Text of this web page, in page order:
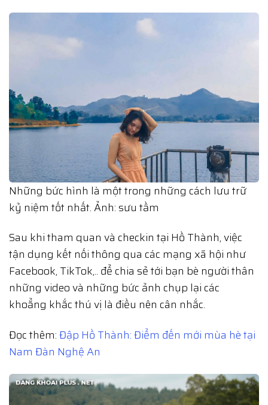
Những bức hình là một trong những cách lưu trữ
kỷ niệm tốt nhất. Ảnh: sưu tầm
Sau khi tham quan và checkin tại Hồ Thành, việc
tận dụng kết nối thông qua các mạng xã hội như
Facebook, TikTok,.. để chia sẻ tới bạn bè người thân
những video và những bức ảnh chụp lại các
khoẳng khắc thú vị là điều nên cân nhắc.
Đọc thêm:Đập Hồ Thành: Điểm đến mới mùa hè tại
Nam Đàn Nghệ An